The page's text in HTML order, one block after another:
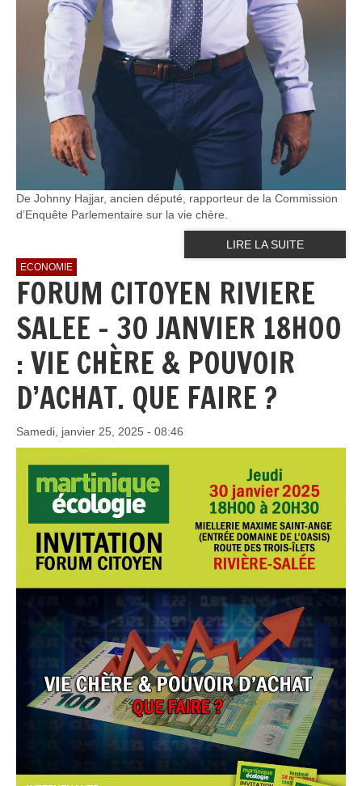
De Johnny Hajjar, ancien député, rapporteur de la Commission
d’Enquête Parlementaire sur la vie chère.
LIRE LA SUITE
ECONOMIE
FORUM CITOYEN RIVIERE
SALEE - 30 JANVIER 18H00
: VIE CHÈRE & POUVOIR
D’ACHAT. QUE FAIRE ?
Samedi, janvier 25, 2025 - 08:46